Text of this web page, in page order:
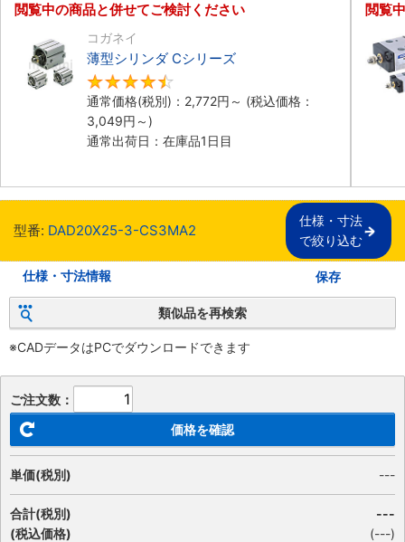
閲覧中の商品と併せてご検討ください
コガネイ
薄型シリンダ Cシリーズ
通常価格(税別)： 2,772円 ～ (税込価格：
3,049円 ～)
通常出荷日：在庫品1日目
閲覧
型番: DAD20X25-3-CS3MA2
仕様・寸法
で絞り込む
仕様・寸法情報 保存
類似品を再検索
※CADデータはPCでダウンロードできます
ご注文数：
価格を確認
単価(税別) ---
合計(税別)
(税込価格)
---
(---)